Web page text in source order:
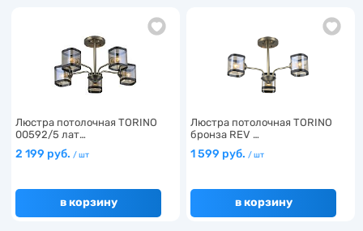
Люстра потолочная TORINO
00592/5 лат…
2 199 руб. / шт
в корзину
Люстра потолочная TORINO
бронза REV …
1 599 руб. / шт
в корзину